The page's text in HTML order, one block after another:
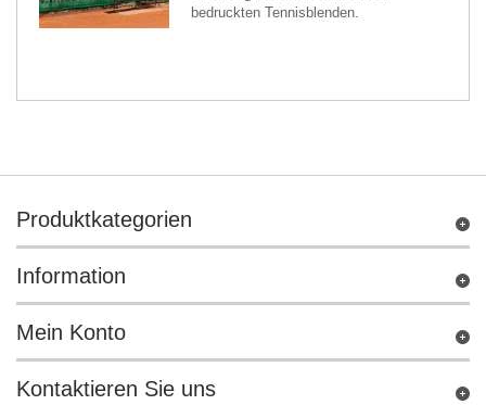
bedruckten Tennisblenden.
Produktkategorien
Information
Mein Konto
Kontaktieren Sie uns